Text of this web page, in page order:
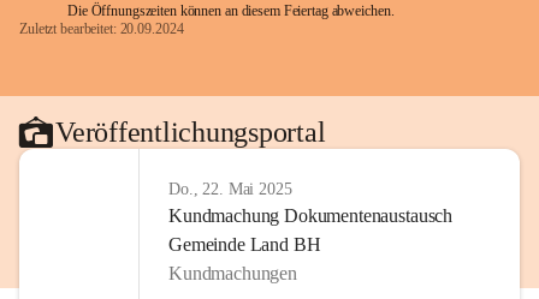
Die Öffnungszeiten können an diesem Feiertag abweichen.
Zuletzt bearbeitet: 20.09.2024
Veröffentlichungsportal
Do., 22. Mai 2025
Kundmachung Dokumentenaustausch
Gemeinde Land BH
Kundmachungen